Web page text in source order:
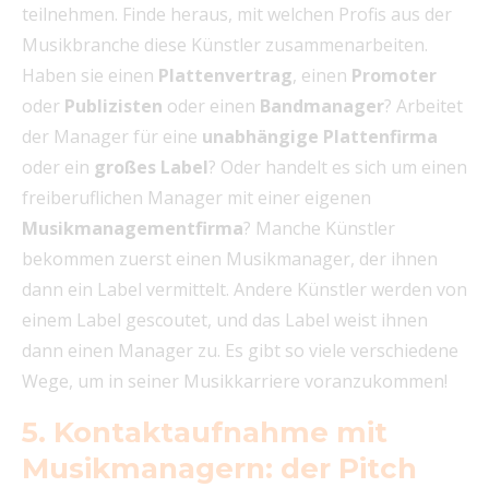
teilnehmen. Finde heraus, mit welchen Profis aus der
Musikbranche diese Künstler zusammenarbeiten.
Haben sie einen Plattenvertrag, einen Promoter
oder Publizisten oder einen Bandmanager? Arbeitet
der Manager für eine unabhängige Plattenfirma
oder ein großes Label? Oder handelt es sich um einen
freiberuflichen Manager mit einer eigenen
Musikmanagementfirma? Manche Künstler
bekommen zuerst einen Musikmanager, der ihnen
dann ein Label vermittelt. Andere Künstler werden von
einem Label gescoutet, und das Label weist ihnen
dann einen Manager zu. Es gibt so viele verschiedene
Wege, um in seiner Musikkarriere voranzukommen!
5. Kontaktaufnahme mit
Musikmanagern: der Pitch